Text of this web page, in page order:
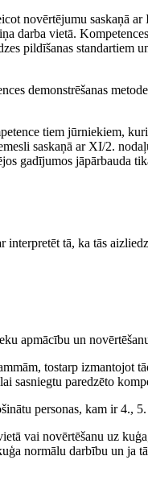
novērtējumu saskaņā
darba vietā.
pildīšanas standartiem
demonstrēšanas
tiem jūrniekiem,
saskaņā ar XI/2.
gadījumos jāpārbauda
tā, ka tās
apmācību un
tostarp izmantojot
sasniegtu paredzēto
personas, kam ir 4.,
vai novērtēšanu uz
normālu darbību un ja